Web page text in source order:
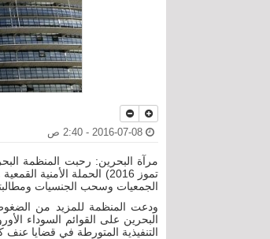
تموز 2016) الحملة
الجمعيات وسحب الجنسيات
ودعت المنظمة للمزيد من
البحرين على القوائم السوداء
التنفيذية المتورطة في قضايا عنف